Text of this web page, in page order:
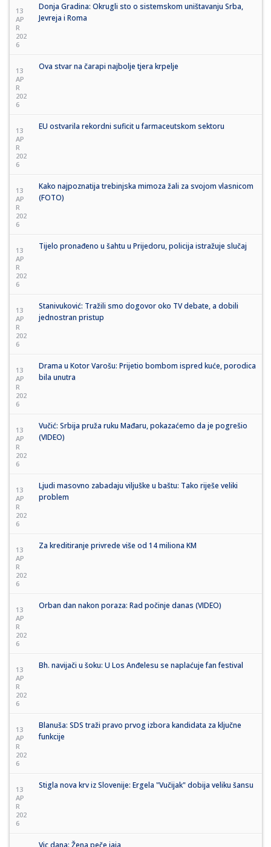
13
AP
R
202
6
Donja Gradina: Okrugli sto o sistemskom uništavanju Srba,
Jevreja i Roma
13
AP
R
202
6
Ova stvar na čarapi najbolje tjera krpelje
13
AP
R
202
6
EU ostvarila rekordni suficit u farmaceutskom sektoru
13
AP
R
202
6
Kako najpoznatija trebinjska mimoza žali za svojom vlasnicom
(FOTO)
13
AP
R
202
6
Tijelo pronađeno u šahtu u Prijedoru, policija istražuje slučaj
13
AP
R
202
6
Stanivuković: Tražili smo dogovor oko TV debate, a dobili
jednostran pristup
13
AP
R
202
6
Drama u Kotor Varošu: Prijetio bombom ispred kuće, porodica
bila unutra
13
AP
R
202
6
Vučić: Srbija pruža ruku Mađaru, pokazaćemo da je pogrešio
(VIDEO)
13
AP
R
202
6
Ljudi masovno zabadaju viljuške u baštu: Tako riješe veliki
problem
13
AP
R
202
6
Za kreditiranje privrede više od 14 miliona KM
13
AP
R
202
6
Orban dan nakon poraza: Rad počinje danas (VIDEO)
13
AP
R
202
6
Bh. navijači u šoku: U Los Anđelesu se naplaćuje fan festival
13
AP
R
202
6
Blanuša: SDS traži pravo prvog izbora kandidata za ključne
funkcije
13
AP
R
202
6
Stigla nova krv iz Slovenije: Ergela "Vučijak" dobija veliku šansu
Vic dana: Žena peče jaja